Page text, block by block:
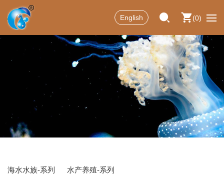
0
English
海水水族-系列 水产养殖-系列